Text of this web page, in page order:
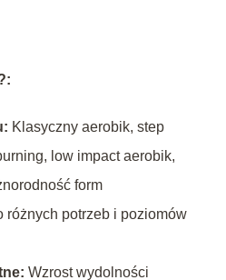
Klasyczny aerobik, step
low impact aerobik,
form
różnych potrzeb i poziomów
Wzrost wydolności